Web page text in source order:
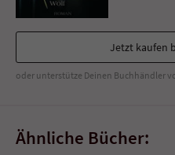
Jetzt kaufen
oder unterstütze Deinen Buchhändler
Ähnliche Bücher: